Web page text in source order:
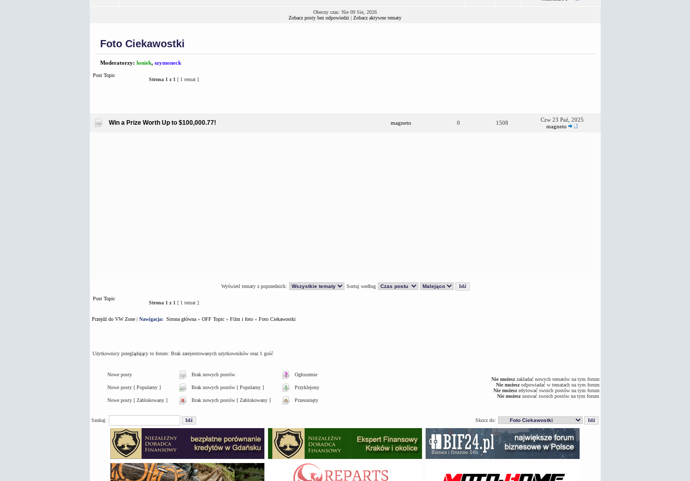
Obecny czas: Nie 09 Sie, 2026
Zobacz posty bez odpowiedzi | Zobacz aktywne tematy
Foto Ciekawostki
Moderatorzy: loniek, szymoneck
Post Topic
Strona 1 z 1 [ 1 temat ]
Win a Prize Worth Up to $100,000.77! magneto 0 1508
Czw 23 Paź, 2025
magneto
Wyświetl tematy z poprzednich: Sortuj według
Post Topic
Strona 1 z 1 [ 1 temat ]
Przejdź do VW Zone| Nawigacja: Strona główna» OFF Topic» Film i foto» Foto Ciekawostki
Użytkownicy przeglądający to forum: Brak zarejestrowanych użytkowników oraz 1 gość
Nowe posty Brak nowych postów Ogłoszenie
Nowe posty [ Popularny ] Brak nowych postów [ Popularny ] Przyklejony
Nowe posty [ Zablokowany ] Brak nowych postów [ Zablokowany ] Przesunięty
Nie możeszzakładać nowych tematów na tym forum
Nie możeszodpowiadać w tematach na tym forum
Nie możeszedytować swoich postów na tym forum
Nie możeszusuwać swoich postów na tym forum
Szukaj: Skocz do: